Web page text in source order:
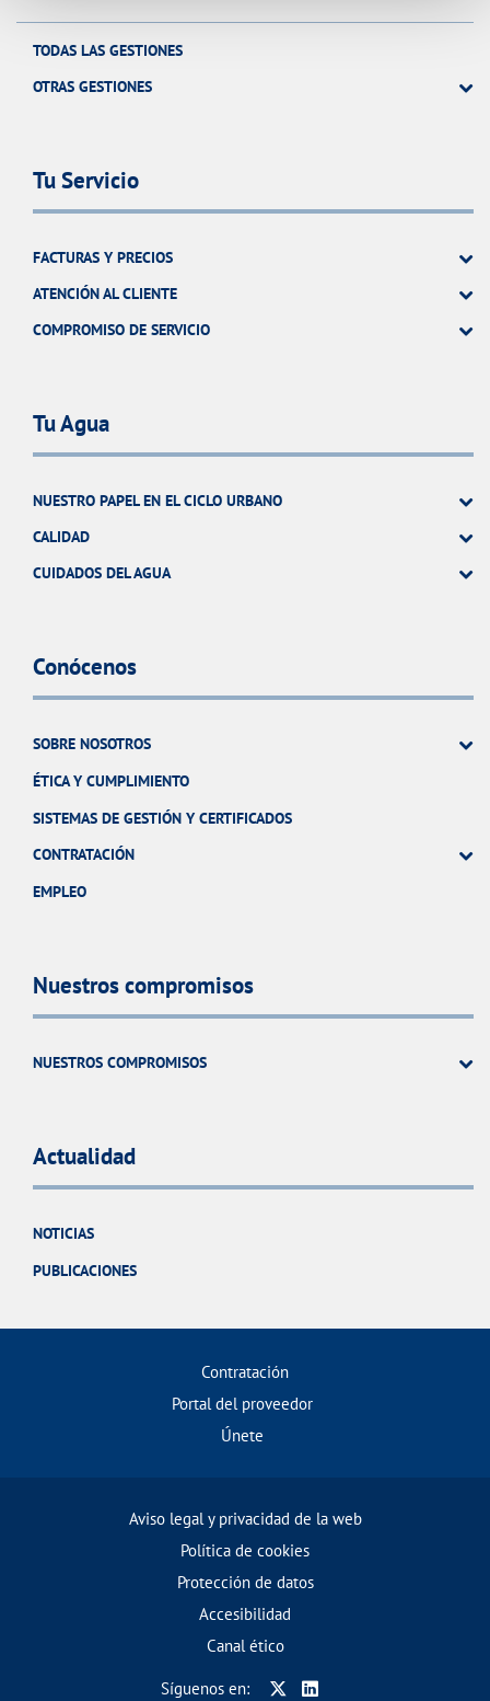
TODAS LAS GESTIONES
OTRAS GESTIONES
Tu Servicio
FACTURAS Y PRECIOS
ATENCIÓN AL CLIENTE
COMPROMISO DE SERVICIO
Tu Agua
NUESTRO PAPEL EN EL CICLO URBANO
CALIDAD
CUIDADOS DEL AGUA
Conócenos
SOBRE NOSOTROS
ÉTICA Y CUMPLIMIENTO
SISTEMAS DE GESTIÓN Y CERTIFICADOS
CONTRATACIÓN
EMPLEO
Nuestros compromisos
NUESTROS COMPROMISOS
Actualidad
NOTICIAS
PUBLICACIONES
Contratación
Portal del proveedor
Únete
Aviso legal y privacidad de la web
Política de cookies
Protección de datos
Accesibilidad
Canal ético
Síguenos en: